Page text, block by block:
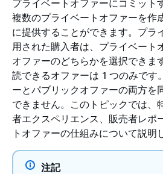
プライベートオファーにコミット
複数のプライベートオファーを作
に提供することができます。プラ
用された購入者は、プライベート
オファーのどちらかを選択できま
読できるオファーは 1 つのみです
ーとパブリックオファーの両方を
できません。このトピックでは、
者エクスペリエンス、販売者レポ
トオファーの仕組みについて説明
注記